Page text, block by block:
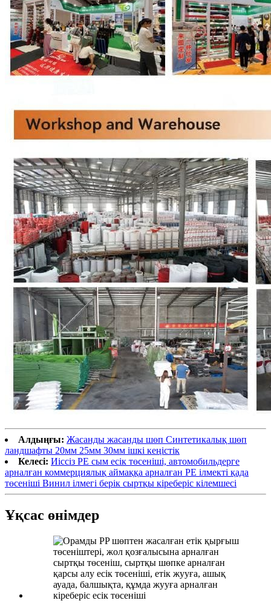
Алдыңғы: Жасанды жасанды шөп Синтетикалық шөп
ландшафты 20мм 25мм 30мм ішкі кеңістік
Келесі: Иіссіз PE сым есік төсеніші, автомобильдерге
арналған коммерциялық аймаққа арналған PE ілмекті қада
төсеніші Винил ілмегі берік сыртқы кіреберіс кілемшесі
Ұқсас өнімдер